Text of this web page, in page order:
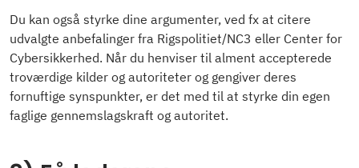
Du kan også styrke dine argumenter, ved fx at citere
udvalgte anbefalinger fra Rigspolitiet/NC3 eller Center for
Cybersikkerhed. Når du henviser til alment accepterede
troværdige kilder og autoriteter og gengiver deres
fornuftige synspunkter, er det med til at styrke din egen
faglige gennemslagskraft og autoritet.